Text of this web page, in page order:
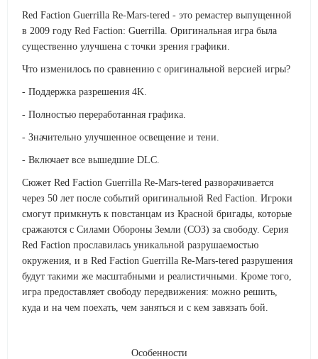
Red Faction Guerrilla Re-Mars-tered - это ремастер выпущенной
в 2009 году Red Faction: Guerrilla. Оригинальная игра была
существенно улучшена с точки зрения графики.
Что изменилось по сравнению с оригинальной версией игры?
- Поддержка разрешения 4K.
- Полностью переработанная графика.
- Значительно улучшенное освещение и тени.
- Включает все вышедшие DLC.
Сюжет Red Faction Guerrilla Re-Mars-tered разворачивается
через 50 лет после событий оригинальной Red Faction. Игроки
смогут примкнуть к повстанцам из Красной бригады, которые
сражаются с Силами Обороны Земли (СОЗ) за свободу. Серия
Red Faction прославилась уникальной разрушаемостью
окружения, и в Red Faction Guerrilla Re-Mars-tered разрушения
будут такими же масштабными и реалистичными. Кроме того,
игра предоставляет свободу передвижения: можно решить,
куда и на чем поехать, чем заняться и с кем завязать бой.
Особенности